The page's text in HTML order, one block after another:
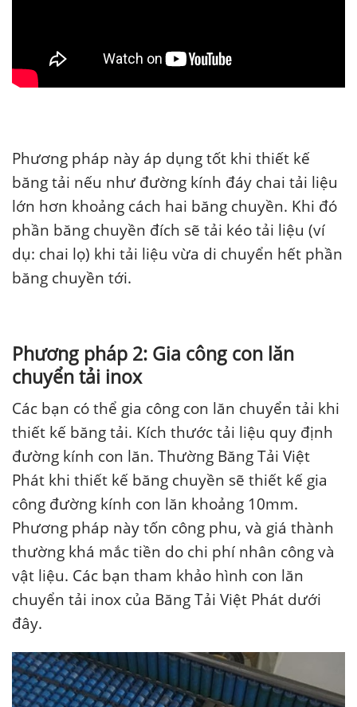
Phương pháp này áp dụng tốt khi thiết kế
băng tải nếu như đường kính đáy chai tải liệu
lớn hơn khoảng cách hai băng chuyền. Khi đó
phần băng chuyền đích sẽ tải kéo tải liệu (ví
dụ: chai lọ) khi tải liệu vừa di chuyển hết phần
băng chuyền tới.
Phương pháp 2: Gia công con lăn
chuyển tải inox
Các bạn có thể gia công con lăn chuyển tải khi
thiết kế băng tải. Kích thước tải liệu quy định
đường kính con lăn. Thường Băng Tải Việt
Phát khi thiết kế băng chuyền sẽ thiết kế gia
công đường kính con lăn khoảng 10mm.
Phương pháp này tốn công phu, và giá thành
thường khá mắc tiền do chi phí nhân công và
vật liệu. Các bạn tham khảo hình con lăn
chuyển tải inox của Băng Tải Việt Phát dưới
đây.